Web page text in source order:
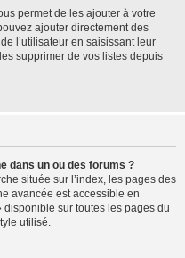
permet de les ajouter à votre
ajouter directement des
l’utilisateur en saisissant leur
supprimer de vos listes depuis
dans un ou des forums ?
située sur l’index, les pages des
avancée est accessible en
sur toutes les pages du
utilisé.